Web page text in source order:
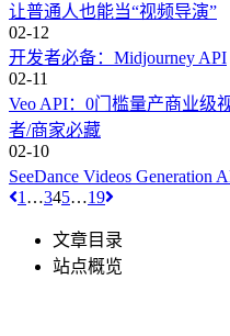
让普通人也能当“视频导演”
02-12
开发者必备：Midjourney API
02-11
Veo API：0门槛量产商业级
者/商家必藏
02-10
SeeDance Videos Generation
1 …345…19
文章目录
站点概览